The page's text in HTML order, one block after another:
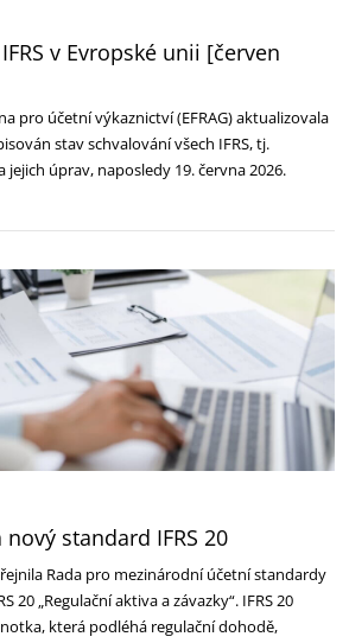
v Evropské unii [červen
pro účetní výkaznictví (EFRAG) aktualizovala
stav schvalování všech IFRS, tj.
úprav, naposledy 19. června 2026.
nový standard IFRS 20
Rada pro mezinárodní účetní standardy
20 „Regulační aktiva a závazky“. IFRS 20
která podléhá regulační dohodě,